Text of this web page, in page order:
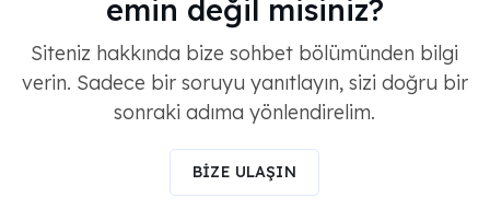
emin değil misiniz?
Siteniz hakkında bize sohbet bölümünden bilgi
verin. Sadece bir soruyu yanıtlayın, sizi doğru bir
sonraki adıma yönlendirelim.
BİZE ULAŞIN